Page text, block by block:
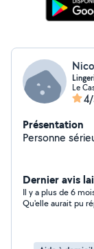
Le
Présentation
Personne
Dernier avis
Il y a plus de 6
Qu'elle aurait pu